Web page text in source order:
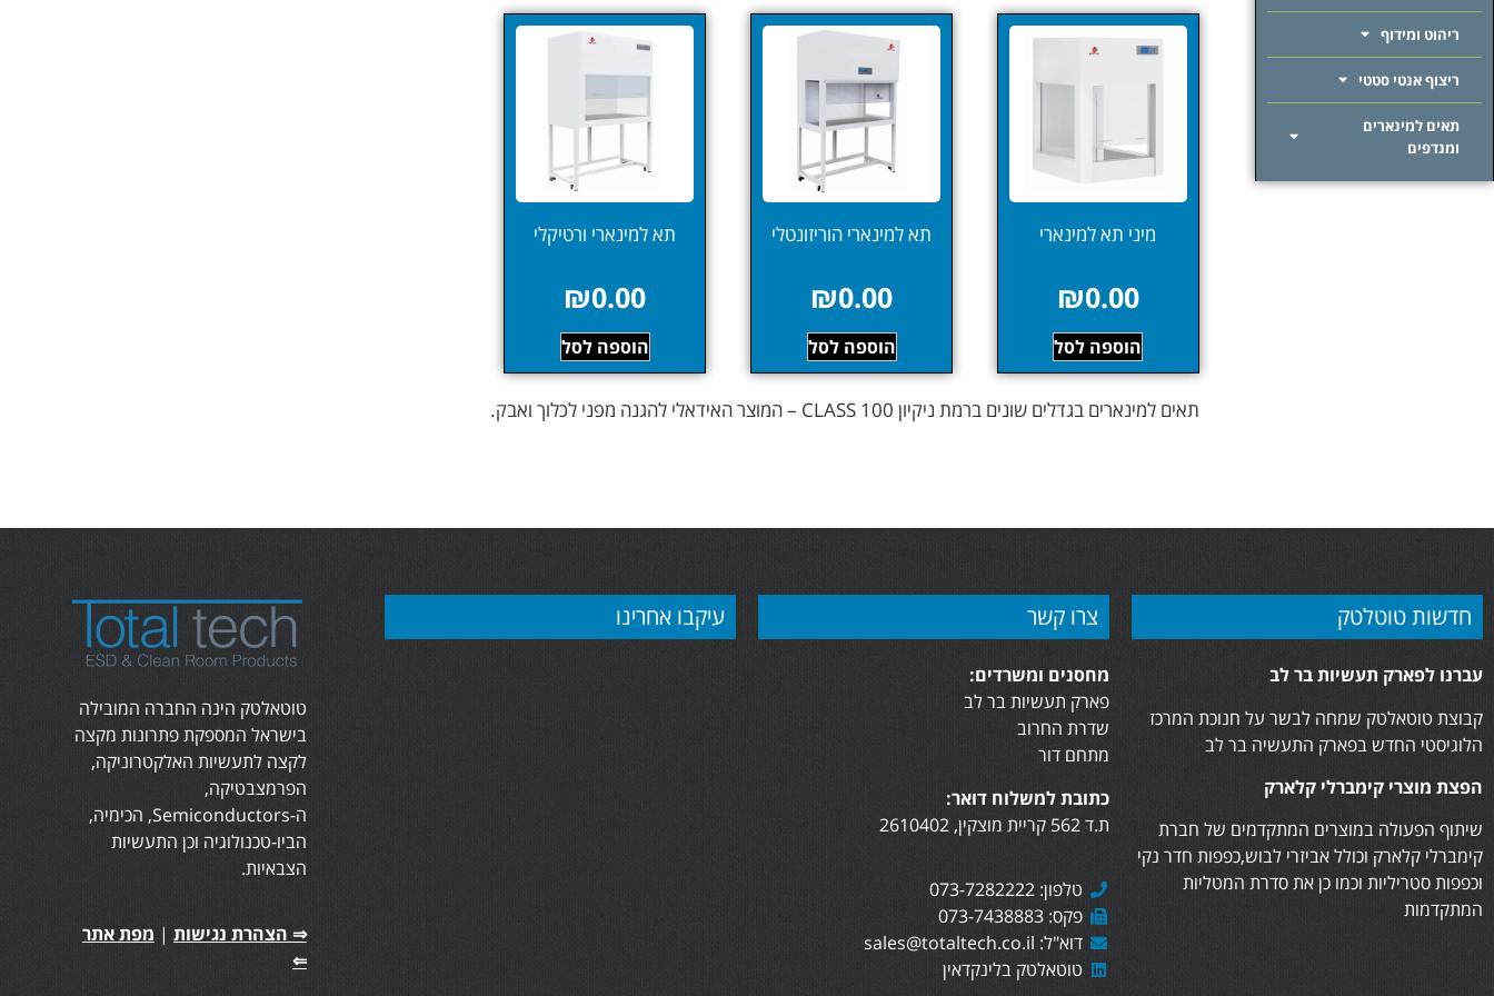
ריהוט ומידוף
ריצוף אנטי סטטי
תאים למינארים
ומנדפים
תאים למינארים בגדלים שונים ברמת ניקיון CLASS 100 – המוצר האידאלי להגנה מפני לכלוך ואבק.
מיני תא למינארי
₪0.00
הוספה לסל
תא למינארי הוריזונטלי
₪0.00
הוספה לסל
תא למינארי ורטיקלי
₪0.00
הוספה לסל
חדשות טוטלטק
עברנו לפארק תעשיות בר לב
קבוצת טוטאלטק שמחה לבשר על חנוכת המרכז
הלוגיסטי החדש בפארק התעשיה בר לב
הפצת מוצרי קימברלי קלארק
שיתוף הפעולה במוצרים המתקדמים של חברת
קימברלי קלארק וכולל אביזרי לבוש,כפפות חדר נקי
וכפפות סטריליות וכמו כן את סדרת המטליות
המתקדמות
צרו קשר
מחסנים ומשרדים:
פארק תעשיות בר לב
שדרת החרוב
מתחם דור
כתובת למשלוח דואר:
ת.ד 562 קריית מוצקין, 2610402
טלפון: 073-7282222
פקס: 073-7438883
דוא"ל: sales@totaltech.co.il
טוטאלטק בלינקדאין
עיקבו אחרינו
טוטאלטק הינה החברה המובילה
בישראל המספקת פתרונות מקצה
לקצה לתעשיות האלקטרוניקה,
הפרמצבטיקה,
ה-Semiconductors, הכימיה,
הביו-טכנולוגיה וכן התעשיות
הצבאיות.
⇒ הצהרת נגישות | מפת אתר
⇐